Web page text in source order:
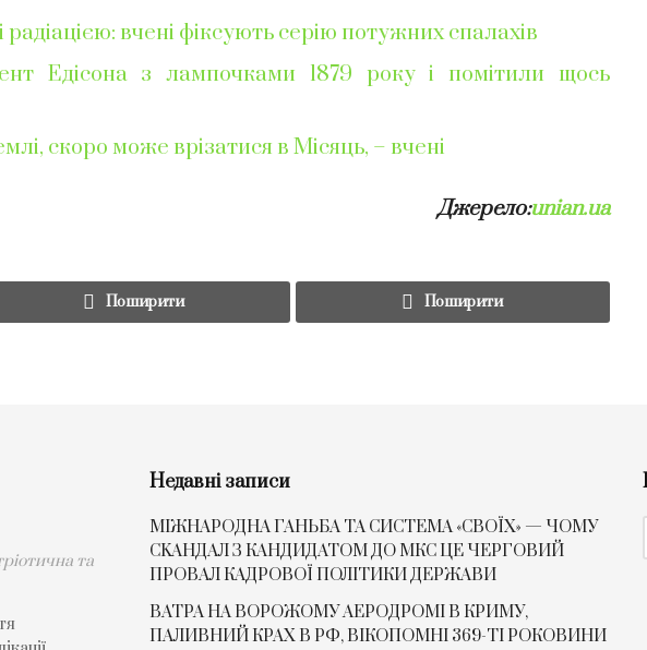
вчені фіксують серію потужних спалахів
Едісона з лампочками 1879 року і помітили щось
скоро може врізатися в Місяць, – вчені
Джерело:unian.ua
Поширити Поширити
та
Недавні записи
МІЖНАРОДНА ГАНЬБА ТА СИСТЕМА «СВОЇХ» — ЧОМУ
СKАНДАЛ З КАНДИДАТОМ ДО МКС ЦЕ ЧЕРГОВИЙ
ПРОВАЛ КАДРОВОЇ ПОЛІТИКИ ДЕРЖАВИ
ВАТРА НА ВОРОЖОМУ АЕРОДРОМІ В КРИМУ,
ПАЛИВНИЙ КРАХ В РФ, ВІКОПОМНІ 369-ТІ РОКОВИНИ